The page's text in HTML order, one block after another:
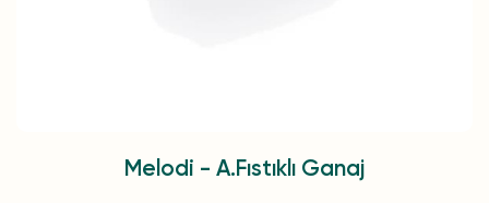
Melodi - A.Fıstıklı Ganaj